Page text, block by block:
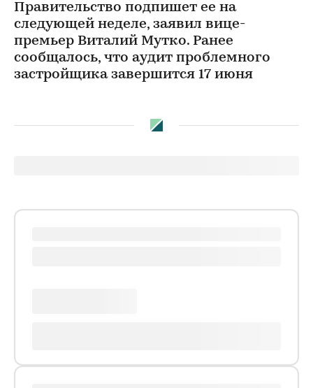
Правительство подпишет ее на
следующей неделе, заявил вице-
премьер Виталий Мутко. Ранее
сообщалось, что аудит проблемного
застройщика завершится 17 июня